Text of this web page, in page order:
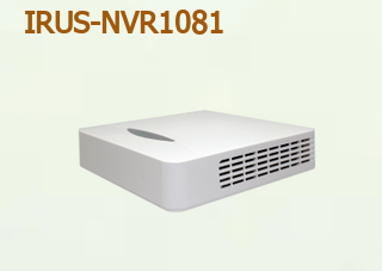
IRUS-NVR1081